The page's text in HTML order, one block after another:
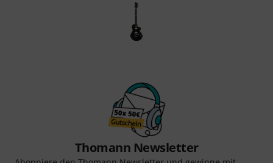
Thomann Newsletter